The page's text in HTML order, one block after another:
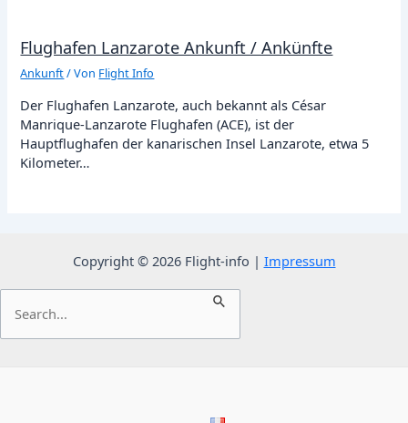
Flughafen Lanzarote Ankunft / Ankünfte
Ankunft/ Von Flight Info
Der Flughafen Lanzarote, auch bekannt als César
Manrique-Lanzarote Flughafen (ACE), ist der
Hauptflughafen der kanarischen Insel Lanzarote, etwa 5
Kilometer…
Copyright © 2026 Flight-info | Impressum
nach: